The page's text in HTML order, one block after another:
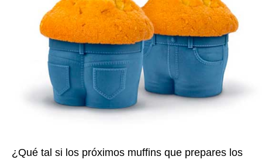
¿Qué tal si los próximos muffins que prepares los